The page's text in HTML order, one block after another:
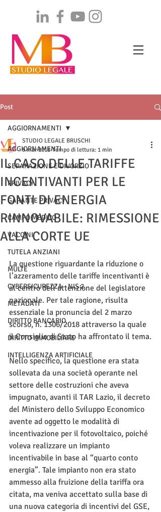
Post
AGGIORNAMENTI
SEPARAZIONE E DIVORZIO
PRIVACY
GARANTE PRIVACY
CAMPO MEDICO
VACCINI
TUTELA ANZIANI
MULTE
CYBERSICUREZZA - NIS 2
METADATI
DIRITTO BANCARIO
DIRITTO IMMOBILIARE
INTELLIGENZA ARTIFICIALE
AGGIORNAMENTI
IL CASO DELLE TARIFFE
INCENTIVANTI PER LE
FONTI DI ENERGIA
RINNOVABILE: RIMESSIONE
ALLA CORTE UE
STUDIO LEGALE BRUSCHI
9 mar 2018 Tempo di lettura: 1 min
La questione riguardante la riduzione o
l’azzeramento delle tariffe incentivanti è
al centro dell’attenzione del legislatore
nazionale. Per tale ragione, risulta
essenziale la pronuncia del 2 marzo
scorso, n. 1306/2018 attraverso la quale
il Consiglio di Stato ha affrontato il tema.
Nello specifico, la questione era stata
sollevata da una società operante nel
settore delle costruzioni che aveva
impugnato, avanti il TAR Lazio, il decreto
del Ministero dello Sviluppo Economico
avente ad oggetto le modalità di
incentivazione per il fotovoltaico, poiché
voleva realizzare un impianto
incentivabile in base al “quarto conto
energia”. Tale impianto non era stato
ammesso alla fruizione della tariffa ora
citata, ma veniva accettato sulla base di
una nuova categoria di incentivi del GSE,